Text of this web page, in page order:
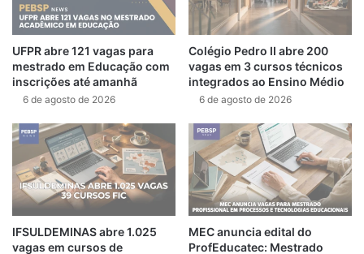
UFPR abre 121 vagas para
mestrado em Educação com
inscrições até amanhã
6 de agosto de 2026
Colégio Pedro II abre 200
vagas em 3 cursos técnicos
integrados ao Ensino Médio
6 de agosto de 2026
IFSULDEMINAS abre 1.025
vagas em cursos de
MEC anuncia edital do
ProfEducatec: Mestrado